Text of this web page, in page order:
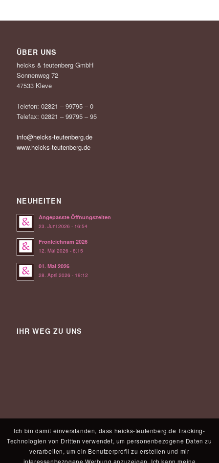
ÜBER UNS
heicks & teutenberg GmbH
Sonnenweg 72
47533 Kleve
Telefon: 02821 – 99795 – 0
Telefax: 02821 – 99795 – 95
info@heicks-teutenberg.de
www.heicks-teutenberg.de
NEUHEITEN
Angepasste Öffnungszeiten
23. Juni 2026 - 16:54
Fronleichnam 2026
12. Mai 2026 - 8:15
01. Mai 2026
28. April 2026 - 19:12
IHR WEG ZU UNS
Ich bin damit einverstanden, dass heicks-teutenberg.de Tracking-
Technologien von Dritten verwendet, um personenbezogene Daten zu
verarbeiten, um ein Benutzerprofil zu erstellen und mir
interessenbezogene Werbung anzuzeigen. Ich kann meine